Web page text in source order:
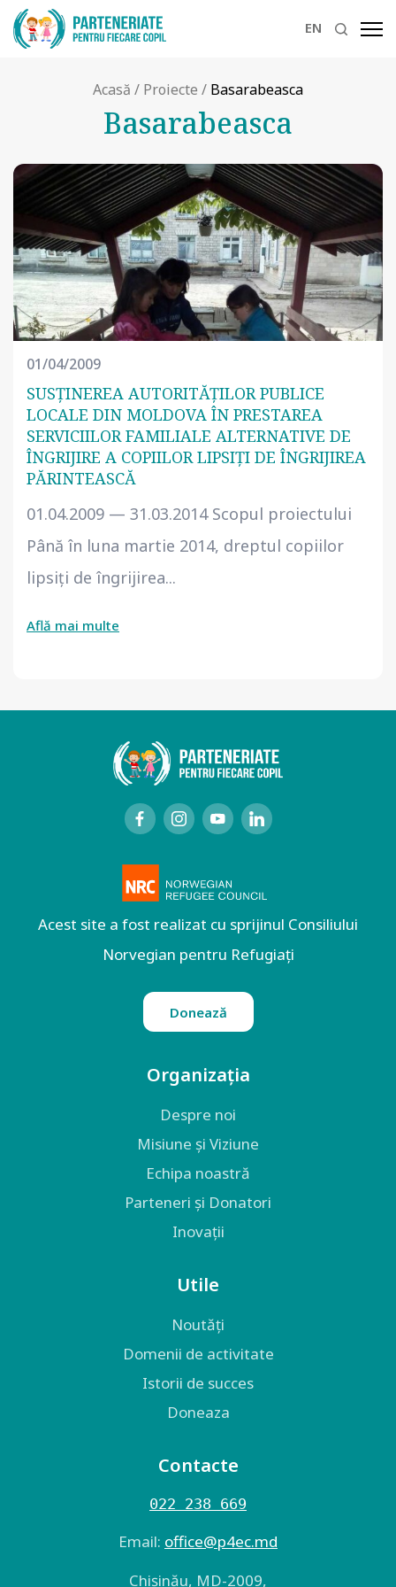
EN
Acasă / Proiecte / Basarabeasca
Basarabeasca
01/04/2009
SUSŢINEREA AUTORITĂŢILOR PUBLICE
LOCALE DIN MOLDOVA ÎN PRESTAREA
SERVICIILOR FAMILIALE ALTERNATIVE DE
ÎNGRIJIRE A COPIILOR LIPSIŢI DE ÎNGRIJIREA
PĂRINTEASCĂ
01.04.2009 — 31.03.2014 Scopul proiectului
Până în luna martie 2014, dreptul copiilor
lipsiţi de îngrijirea...
Află mai multe
Acest site a fost realizat cu sprijinul Consiliului
Norvegian pentru Refugiați
Donează
Organizația
Despre noi
Misiune și Viziune
Echipa noastră
Parteneri și Donatori
Inovații
Utile
Noutăți
Domenii de activitate
Istorii de succes
Doneaza
Contacte
022 238 669
Email: оffice@p4ec.md
Chişinău, MD-2009,